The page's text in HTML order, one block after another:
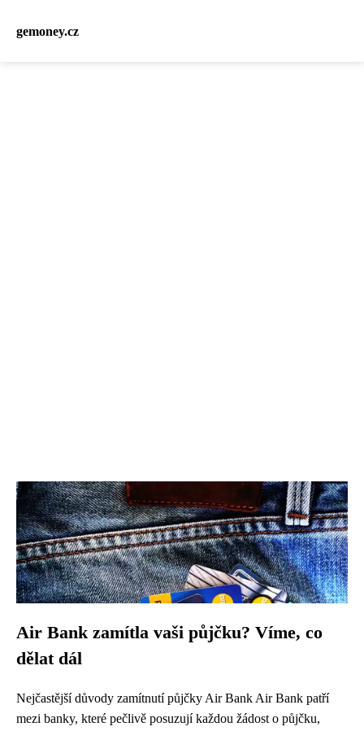
gemoney.cz
Air Bank zamítla vaši půjčku? Víme, co
dělat dál
Nejčastější důvody zamítnutí půjčky Air Bank Air Bank patří
mezi banky, které pečlivě posuzují každou žádost o půjčku,